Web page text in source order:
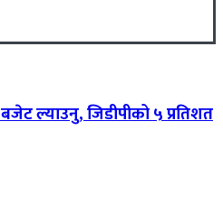
ल्याउनु, जिडीपीको ५ प्रतिशत